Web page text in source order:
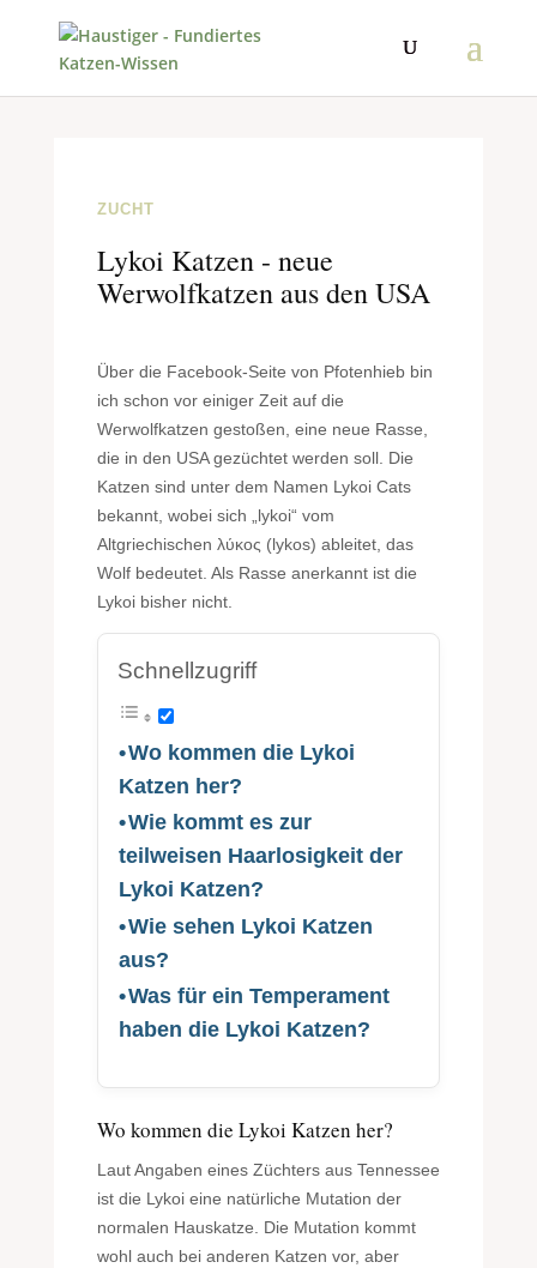
ZUCHT
Lykoi Katzen - neue
Werwolfkatzen aus den USA
Über die Facebook-Seite von Pfotenhieb bin
ich schon vor einiger Zeit auf die
Werwolfkatzen gestoßen, eine neue Rasse,
die in den USA gezüchtet werden soll. Die
Katzen sind unter dem Namen Lykoi Cats
bekannt, wobei sich „lykoi“ vom
Altgriechischen λύκος (lykos) ableitet, das
Wolf bedeutet. Als Rasse anerkannt ist die
Lykoi bisher nicht.
Schnellzugriff
Wo kommen die Lykoi
Katzen her?
Wie kommt es zur
teilweisen Haarlosigkeit der
Lykoi Katzen?
Wie sehen Lykoi Katzen
aus?
Was für ein Temperament
haben die Lykoi Katzen?
Wo kommen die Lykoi Katzen her?
Laut Angaben eines Züchters aus Tennessee
ist die Lykoi eine natürliche Mutation der
normalen Hauskatze. Die Mutation kommt
wohl auch bei anderen Katzen vor, aber